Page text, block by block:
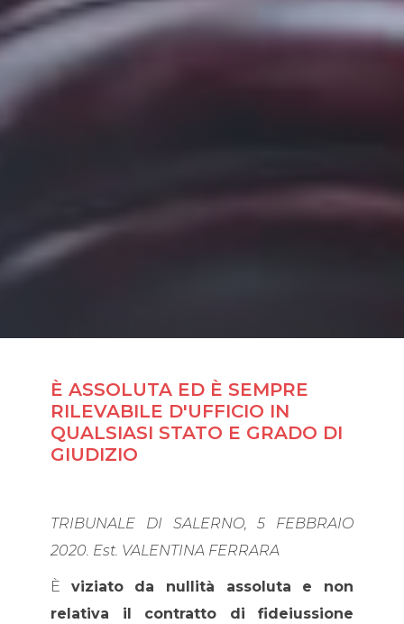
È ASSOLUTA ED È SEMPRE
RILEVABILE D'UFFICIO IN
QUALSIASI STATO E GRADO DI
GIUDIZIO
TRIBUNALE DI SALERNO, 5 FEBBRAIO
2020. Est. VALENTINA FERRARA
È viziato da nullità assoluta e non
relativa il contratto di fideiussione